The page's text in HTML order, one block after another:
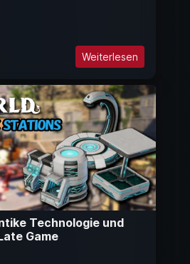
Weiterlesen
Technologie und
Game